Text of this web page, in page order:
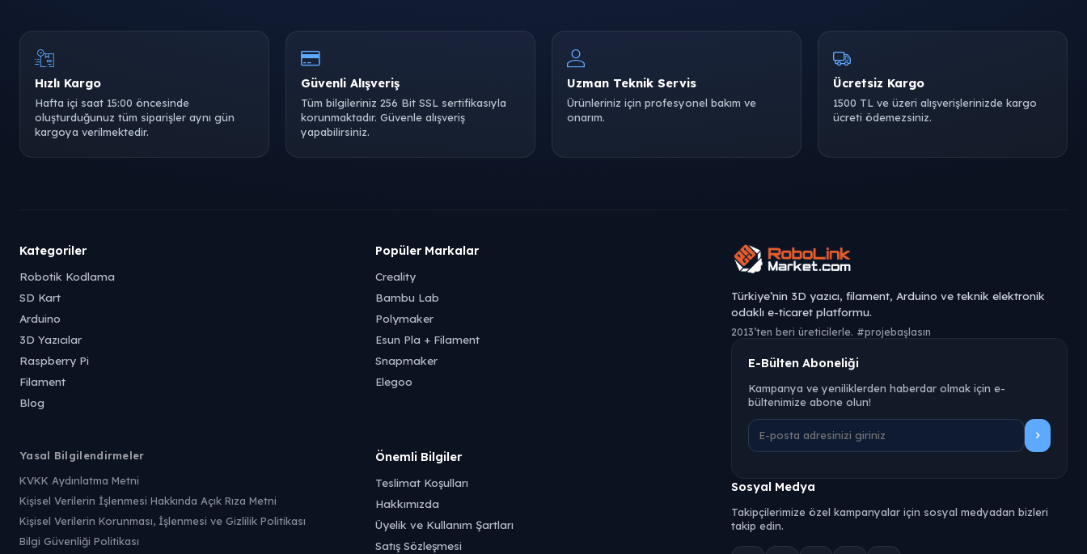
Hızlı Kargo
Hafta içi saat 15:00 öncesinde
oluşturduğunuz tüm siparişler aynı gün
kargoya verilmektedir.
Güvenli Alışveriş
Tüm bilgileriniz 256 Bit SSL sertifikasıyla
korunmaktadır. Güvenle alışveriş
yapabilirsiniz.
Uzman Teknik Servis
Ürünleriniz için profesyonel bakım ve
onarım.
Ücretsiz Kargo
1500 TL ve üzeri alışverişlerinizde kargo
ücreti ödemezsiniz.
Kategoriler
Robotik Kodlama
SD Kart
Arduino
3D Yazıcılar
Raspberry Pi
Filament
Blog
Popüler Markalar
Creality
Bambu Lab
Polymaker
Esun Pla + Filament
Snapmaker
Elegoo
Yasal Bilgilendirmeler
KVKK Aydınlatma Metni
Kişisel Verilerin İşlenmesi Hakkında Açık Rıza Metni
Kişisel Verilerin Korunması, İşlenmesi ve Gizlilik Politikası
Bilgi Güvenliği Politikası
Önemli Bilgiler
Teslimat Koşulları
Hakkımızda
Üyelik ve Kullanım Şartları
Satış Sözleşmesi
Türkiye’nin 3D yazıcı, filament, Arduino ve teknik elektronik
odaklı e-ticaret platformu.
2013’ten beri üreticilerle. #projebaşlasın
E-Bülten Aboneliği
Kampanya ve yeniliklerden haberdar olmak için e-
bültenimize abone olun!
Sosyal Medya
Takipçilerimize özel kampanyalar için sosyal medyadan bizleri
takip edin.